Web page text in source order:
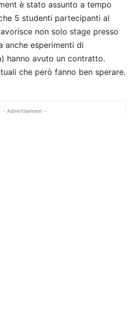
è stato assunto a tempo
5 studenti partecipanti al
non solo stage presso
anche esperimenti di
hanno avuto un contratto.
che però fanno ben sperare.
- Advertisement -